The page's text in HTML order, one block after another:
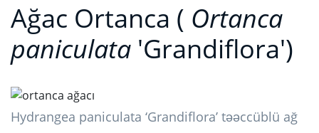
Ağac Ortanca ( Ortanca
paniculata 'Grandiflora')
Hydrangea paniculata ‘Grandiflora’ təəccüblü ağ